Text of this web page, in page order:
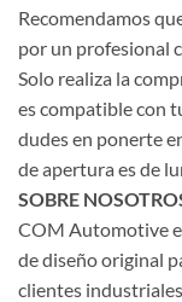
Recomendamos
por un profesional
Solo realiza la
es compatible con
dudes en ponerte
de apertura es de
SOBRE
COM Automotive
de diseño original
clientes